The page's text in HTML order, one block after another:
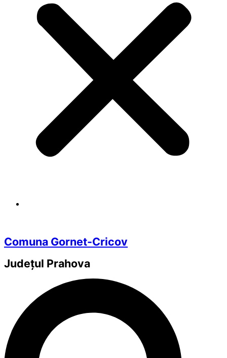
Comuna Gornet-Cricov
Județul Prahova